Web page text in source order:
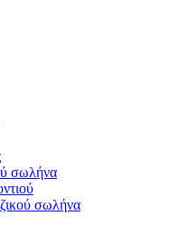
σωλήνα
σωλήνα